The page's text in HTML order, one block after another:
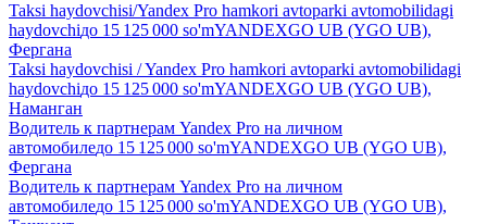
Taksi haydovchisi/Yandex Pro hamkori avtoparki avtomobilidagi
haydovchiдо 15 125 000 so'mYANDEXGO UB (YGO UB),
Фергана
Taksi haydovchisi / Yandex Pro hamkori avtoparki avtomobilidagi
haydovchiдо 15 125 000 so'mYANDEXGO UB (YGO UB),
Наманган
Водитель к партнерам Yandex Pro на личном
автомобиледо 15 125 000 so'mYANDEXGO UB (YGO UB),
Фергана
Водитель к партнерам Yandex Pro на личном
автомобиледо 15 125 000 so'mYANDEXGO UB (YGO UB),